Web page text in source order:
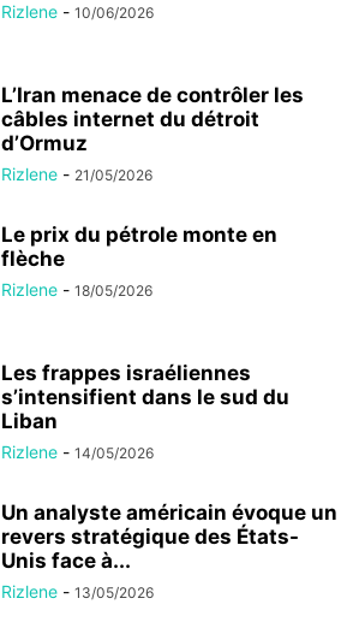
Rizlene - 10/06/2026
L’Iran menace de contrôler les
câbles internet du détroit
d’Ormuz
Rizlene - 21/05/2026
Le prix du pétrole monte en
flèche
Rizlene - 18/05/2026
Les frappes israéliennes
s’intensifient dans le sud du
Liban
Rizlene - 14/05/2026
Un analyste américain évoque un
revers stratégique des États-
Unis face à...
Rizlene - 13/05/2026